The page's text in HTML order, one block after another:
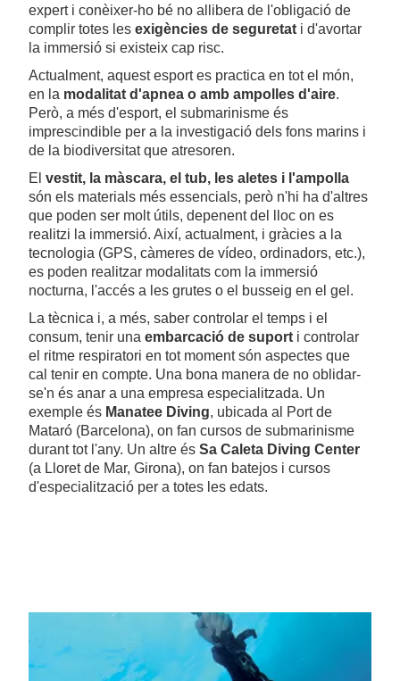
expert i conèixer-ho bé no allibera de l'obligació de
complir totes les exigències de seguretat i d'avortar
la immersió si existeix cap risc.
Actualment, aquest esport es practica en tot el món,
en la modalitat d'apnea o amb ampolles d'aire.
Però, a més d'esport, el submarinisme és
imprescindible per a la investigació dels fons marins i
de la biodiversitat que atresoren.
El vestit, la màscara, el tub, les aletes i l'ampolla
són els materials més essencials, però n'hi ha d'altres
que poden ser molt útils, depenent del lloc on es
realitzi la immersió. Així, actualment, i gràcies a la
tecnologia (GPS, càmeres de vídeo, ordinadors, etc.),
es poden realitzar modalitats com la immersió
nocturna, l'accés a les grutes o el busseig en el gel.
La tècnica i, a més, saber controlar el temps i el
consum, tenir una embarcació de suport i controlar
el ritme respiratori en tot moment són aspectes que
cal tenir en compte. Una bona manera de no oblidar-
se'n és anar a una empresa especialitzada. Un
exemple és Manatee Diving, ubicada al Port de
Mataró (Barcelona), on fan cursos de submarinisme
durant tot l'any. Un altre és Sa Caleta Diving Center
(a Lloret de Mar, Girona), on fan batejos i cursos
d'especialització per a totes les edats.